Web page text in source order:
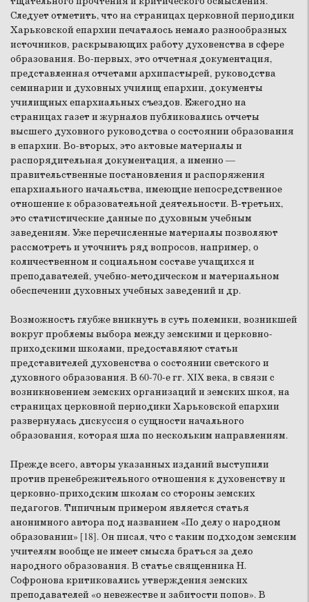
Следует отметить, что на страницах церковной периодики
Харьковской епархии печаталось немало разнообразных
источников, раскрывающих работу духовенства в сфере
образования. Во-первых, это отчетная документация,
представленная отчетами архипастырей, руководства
семинарии и духовных училищ епархии, документы
училищных епархиальных съездов. Ежегодно на
страницах газет и журналов публиковались отчеты
высшего духовного руководства о состоянии образования
в епархии. Во-вторых, это актовые материалы и
распорядительная документация, а именно —
правительственные постановления и распоряжения
епархиального начальства, имеющие непосредственное
отношение к образовательной деятельности. В-третьих,
это статистические данные по духовным учебным
заведениям. Уже перечисленные материалы позволяют
рассмотреть и уточнить ряд вопросов, например, о
количественном и социальном составе учащихся и
преподавателей, учебно-методическом и материальном
обеспечении духовных учебных заведений и др.
Возможность глубже вникнуть в суть полемики, возникшей
вокруг проблемы выбора между земскими и церковно-
приходскими школами, предоставляют статьи
представителей духовенства о состоянии светского и
духовного образования. В 60-70-е гг. XIX века, в связи с
возникновением земских организаций и земских школ, на
страницах церковной периодики Харьковской епархии
развернулась дискуссия о сущности начального
образования, которая шла по нескольким направлениям.
Прежде всего, авторы указанных изданий выступили
против пренебрежительного отношения к духовенству и
церковно-приходским школам со стороны земских
педагогов. Типичным примером является статья
анонимного автора под названием «По делу о народном
образовании» [18]. Он писал, что с таким подходом земским
учителям вообще не имеет смысла браться за дело
народного образования. В статье священника Н.
Софронова критиковались утверждения земских
преподавателей «о невежестве и забитости попов». В